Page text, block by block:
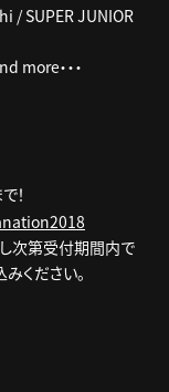
/ SUPER JUNIOR
・・・
！
次第受付期間内で
ください。